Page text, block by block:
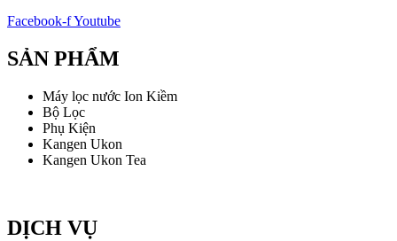
Facebook-fYoutube
SẢN PHẨM
Máy lọc nước Ion Kiềm
Bộ Lọc
Phụ Kiện
Kangen Ukon
Kangen Ukon Tea
DỊCH VỤ